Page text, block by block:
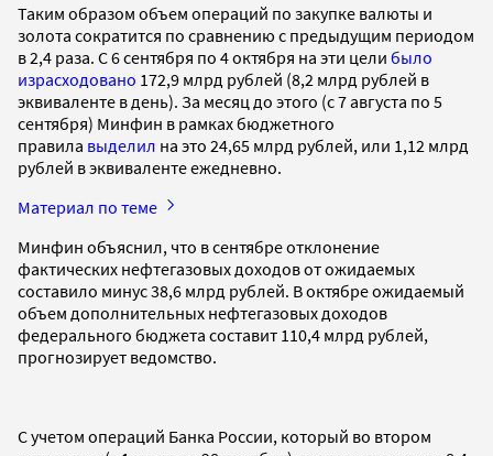
Таким образом объем операций по закупке валюты и
золота сократится по сравнению с предыдущим периодом
в 2,4 раза. С 6 сентября по 4 октября на эти цели было
израсходовано 172,9 млрд рублей (8,2 млрд рублей в
эквиваленте в день). За месяц до этого (с 7 августа по 5
сентября) Минфин в рамках бюджетного
правила выделил на это 24,65 млрд рублей, или 1,12 млрд
рублей в эквиваленте ежедневно.
Материал по теме
Минфин объяснил, что в сентябре отклонение
фактических нефтегазовых доходов от ожидаемых
составило минус 38,6 млрд рублей. В октябре ожидаемый
объем дополнительных нефтегазовых доходов
федерального бюджета составит 110,4 млрд рублей,
прогнозирует ведомство.
С учетом операций Банка России, который во втором